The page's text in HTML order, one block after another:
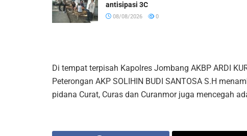
antisipasi 3C
08/08/2026 0
Di tempat terpisah Kapolres Jombang AKBP ARDI
Peterongan AKP SOLIHIN BUDI SANTOSA S.H
pidana Curat, Curas dan Curanmor juga mencegah